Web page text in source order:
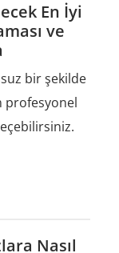
En İyi
ve
bir şekilde
profesyonel
Nasıl